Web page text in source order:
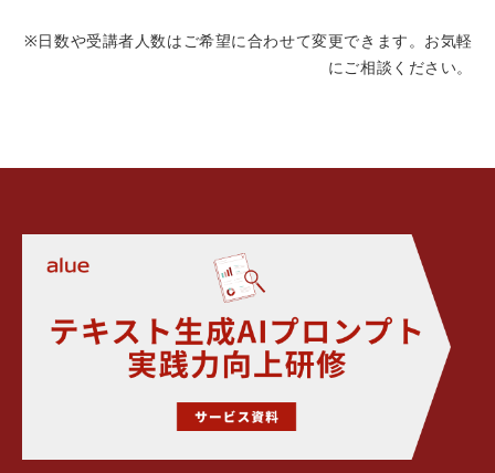
※日数や受講者人数はご希望に合わせて変更できます。お気軽
にご相談ください。